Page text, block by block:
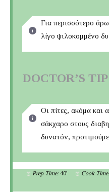
Για περισσότερο
λίγο ψιλοκομμένο
DOCTOR’S TIP
Οι πίτες, ακόμα και
σάκχαρο στους
δυνατόν,
Prep Time: 40' Cook Time: